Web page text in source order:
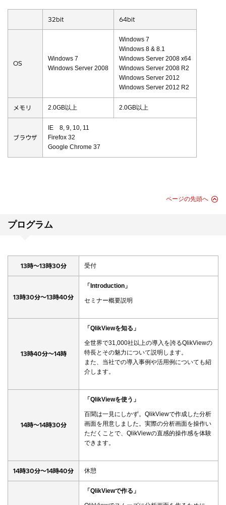
32bit 64bit
OS
Windows 7
Windows Server 2008
Windows 7
Windows 8 & 8.1
Windows Server 2008 x64
Windows Server 2008 R2
Windows Server 2012
Windows Server 2012 R2
メモリ 2.0GB以上 2.0GB以上
ブラウザ
IE 8, 9, 10, 11
Firefox 32
Google Chrome 37
ページの先頭へ
プログラム
13時～13時30分 受付
13時30分～13時40分
「Introduction」
セミナー概要説明
13時40分～14時
「QlikViewを知る」
全世界で31,000社以上の導入を誇るQlikViewの
特長とその魅力について説明します。
また、当社での導入事例や活用例についても紹
介します。
14時～14時30分
「QlikViewを使う」
百聞は一見にしかず。QlikViewで作成した分析
画面を用意しました。実際の分析画面を操作い
ただくことで、QlikViewの直感的操作感を体験
できます。
14時30分～14時40分 休憩
「QlikViewで作る」